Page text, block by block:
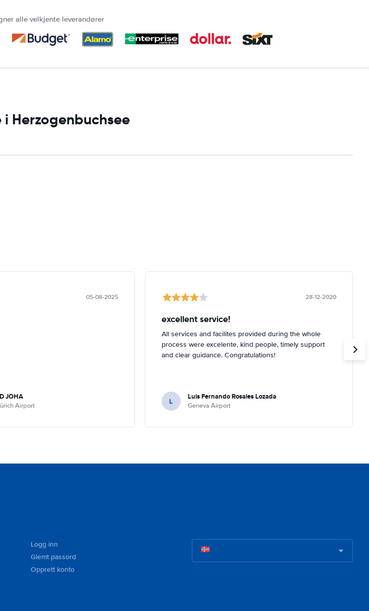
alle velkjente leverandører
Herzogenbuchsee
05-08-2025
JOHA
Airport
28-12-2020
excellent service!
All services and facilites provided during the whole
process were excelente, kind people, timely support
and clear guidance. Congratulations!
L Luis Fernando Rosales Lozada
Geneva Airport
Logg inn
Glemt passord
Opprett konto